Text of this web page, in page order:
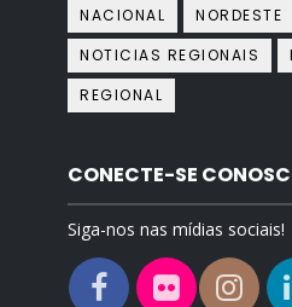
NACIONAL
NORDESTE
NOTICIAS REGIONAIS
REGIONAL
CONECTE-SE
Siga-nos nas mídias sociais!